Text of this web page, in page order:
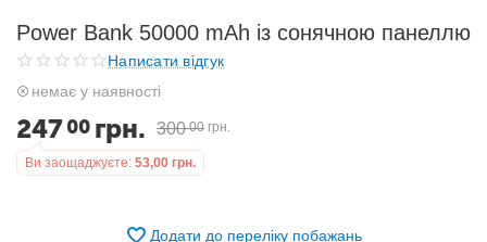
Power Bank 50000 mAh із сонячною панеллю
Написати відгук
немає у наявності
247 00 грн. 300 00 грн.
Ви заощаджуєте: 53,00 грн.
Додати до переліку побажань